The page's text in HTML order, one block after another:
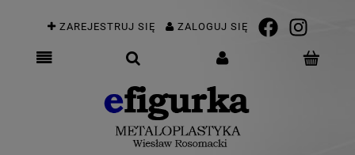
ZAREJESTRUJ SIĘ ZALOGUJ SIĘ